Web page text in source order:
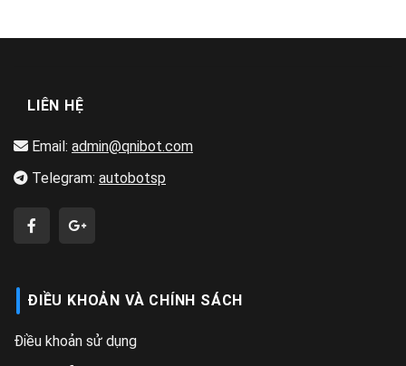
LIÊN HỆ
Email: admin@qnibot.com
Telegram: autobotsp
ĐIỀU KHOẢN VÀ CHÍNH SÁCH
Điều khoản sử dụng